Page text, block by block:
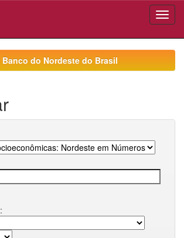
Banco do Nordeste do Brasil